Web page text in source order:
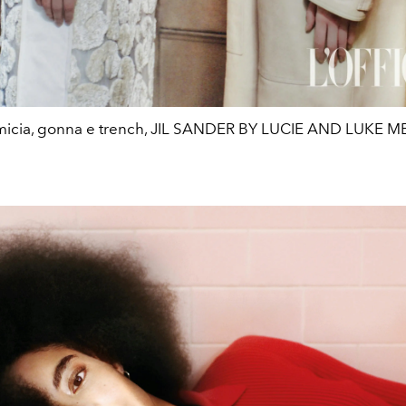
gonna e trench, JIL SANDER BY LUCIE AND LUKE